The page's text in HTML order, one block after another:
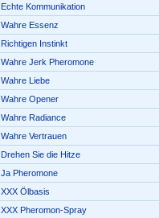
Echte Kommunikation
Wahre Essenz
Richtigen Instinkt
Wahre Jerk Pheromone
Wahre Liebe
Wahre Opener
Wahre Radiance
Wahre Vertrauen
Drehen Sie die Hitze
Ja Pheromone
XXX Ölbasis
XXX Pheromon-Spray